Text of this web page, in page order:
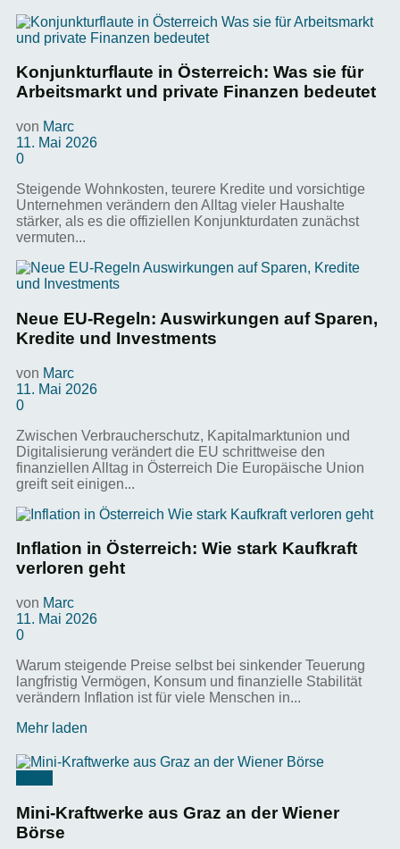
Konjunkturflaute in Österreich: Was sie für
Arbeitsmarkt und private Finanzen bedeutet
von Marc
11. Mai 2026
0
Steigende Wohnkosten, teurere Kredite und vorsichtige
Unternehmen verändern den Alltag vieler Haushalte
stärker, als es die offiziellen Konjunkturdaten zunächst
vermuten...
Neue EU-Regeln: Auswirkungen auf Sparen,
Kredite und Investments
von Marc
11. Mai 2026
0
Zwischen Verbraucherschutz, Kapitalmarktunion und
Digitalisierung verändert die EU schrittweise den
finanziellen Alltag in Österreich Die Europäische Union
greift seit einigen...
Inflation in Österreich: Wie stark Kaufkraft
verloren geht
von Marc
11. Mai 2026
0
Warum steigende Preise selbst bei sinkender Teuerung
langfristig Vermögen, Konsum und finanzielle Stabilität
verändern Inflation ist für viele Menschen in...
Mehr laden
Mini-Kraftwerke aus Graz an der Wiener
Börse